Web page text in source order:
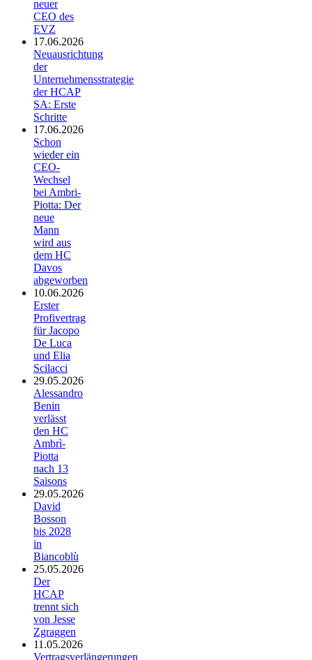
neuer
CEO des
EVZ
17.06.2026
Neuausrichtung
der
Unternehmensstrategie
der HCAP
SA: Erste
Schritte
17.06.2026
Schon
wieder ein
CEO-
Wechsel
bei Ambri-
Piotta: Der
neue
Mann
wird aus
dem HC
Davos
abgeworben
10.06.2026
Erster
Profivertrag
für Jacopo
De Luca
und Elia
Scilacci
29.05.2026
Alessandro
Benin
verlässt
den HC
Ambrì-
Piotta
nach 13
Saisons
29.05.2026
David
Bosson
bis 2028
in
Biancoblù
25.05.2026
Der
HCAP
trennt sich
von Jesse
Zgraggen
11.05.2026
Vertragsverlängerungen